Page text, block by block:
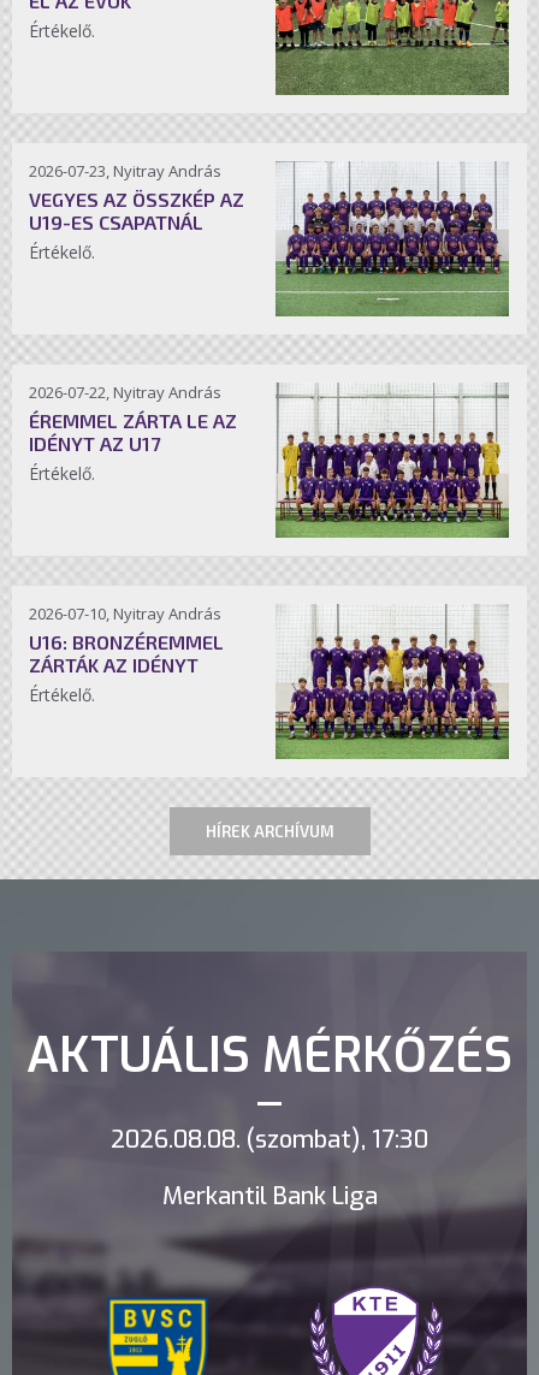
Értékelő.
2026-07-23, Nyitray András
VEGYES AZ ÖSSZKÉP AZ
U19-ES CSAPATNÁL
Értékelő.
2026-07-22, Nyitray András
ÉREMMEL ZÁRTA LE AZ
IDÉNYT AZ U17
Értékelő.
2026-07-10, Nyitray András
U16: BRONZÉREMMEL
ZÁRTÁK AZ IDÉNYT
Értékelő.
HÍREK ARCHÍVUM
AKTUÁLIS MÉRKŐZÉS
2026.08.08. (szombat), 17:30
Merkantil Bank Liga